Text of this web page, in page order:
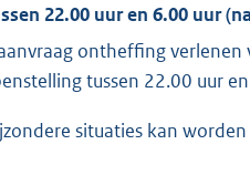
22.00 uur en 6.00 uur
ontheffing
tussen 22.00 uur
situaties kan